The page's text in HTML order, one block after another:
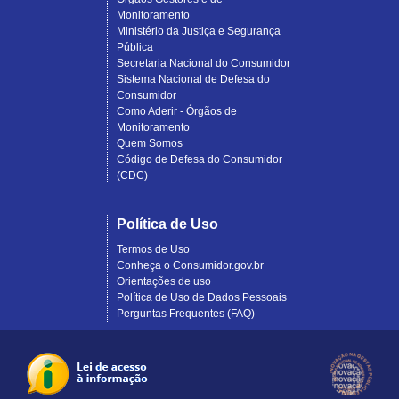
Monitoramento
Ministério da Justiça e Segurança
Pública
Secretaria Nacional do Consumidor
Sistema Nacional de Defesa do
Consumidor
Como Aderir - Órgãos de
Monitoramento
Quem Somos
Código de Defesa do Consumidor
(CDC)
Política de Uso
Termos de Uso
Conheça o Consumidor.gov.br
Orientações de uso
Política de Uso de Dados Pessoais
Perguntas Frequentes (FAQ)